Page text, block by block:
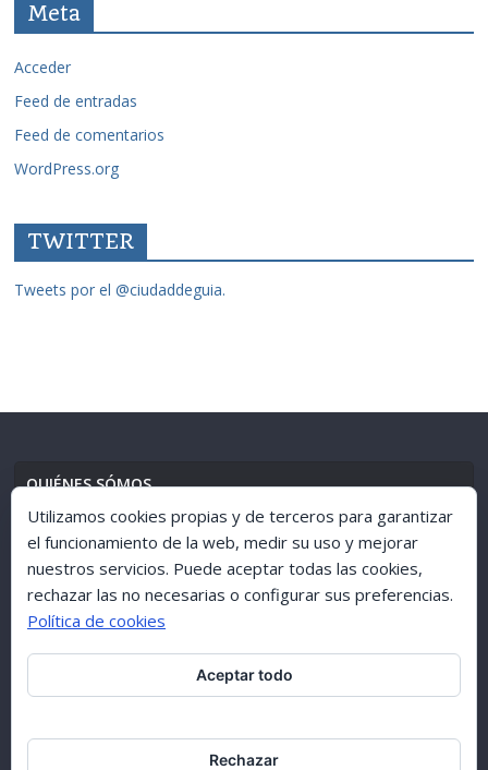
Meta
Acceder
Feed de entradas
Feed de comentarios
WordPress.org
TWITTER
Tweets por el @ciudaddeguia.
QUIÉNES SÓMOS
AVISO LEGAL// POLÍTICA DE PRIVACIDAD
ARCHIVO 1998-2015
Utilizamos cookies propias y de terceros para garantizar
el funcionamiento de la web, medir su uso y mejorar
nuestros servicios. Puede aceptar todas las cookies,
rechazar las no necesarias o configurar sus preferencias.
Política de cookies
Aceptar todo
Rechazar